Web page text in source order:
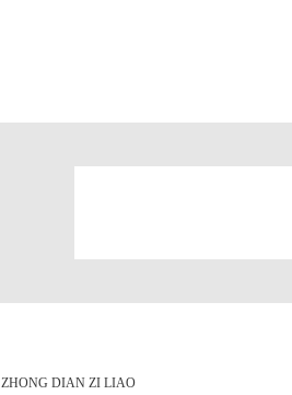
ZHONG DIAN ZI LIAO